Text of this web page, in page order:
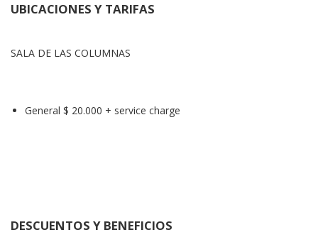
UBICACIONES Y TARIFAS
SALA DE LAS COLUMNAS
General $ 20.000 + service charge
DESCUENTOS Y BENEFICIOS